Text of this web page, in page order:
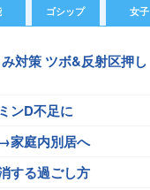
ゴシップ 女子
対策 ツボ&反射区押し
ンD不足に
家庭内別居へ
する過ごし方